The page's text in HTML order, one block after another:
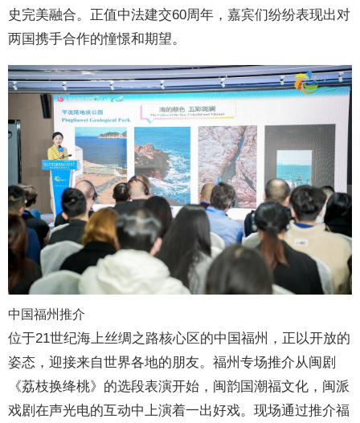
史完美融合。正值中法建交60周年，嘉宾们纷纷表现出对
两国携手合作的憧憬和期望。
中国福州推介
位于21世纪海上丝绸之路核心区的中国福州，正以开放的
姿态，迎接来自世界各地的朋友。福州专场推介从闽剧
《荔枝换绛桃》的选段表演开始，闽韵国潮福文化，闽派
戏剧在声光电的互动中上演着一出好戏。现场通过推介福